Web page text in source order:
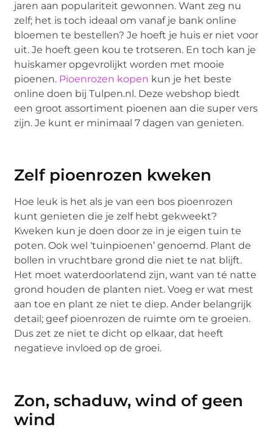
jaren aan populariteit gewonnen. Want zeg nu
zelf; het is toch ideaal om vanaf je bank online
bloemen te bestellen? Je hoeft je huis er niet voor
uit. Je hoeft geen kou te trotseren. En toch kan je
huiskamer opgevrolijkt worden met mooie
pioenen. Pioenrozen kopen kun je het beste
online doen bij Tulpen.nl. Deze webshop biedt
een groot assortiment pioenen aan die super vers
zijn. Je kunt er minimaal 7 dagen van genieten.
Zelf pioenrozen kweken
Hoe leuk is het als je van een bos pioenrozen
kunt genieten die je zelf hebt gekweekt?
Kweken kun je doen door ze in je eigen tuin te
poten. Ook wel ‘tuinpioenen’ genoemd. Plant de
bollen in vruchtbare grond die niet te nat blijft.
Het moet waterdoorlatend zijn, want van té natte
grond houden de planten niet. Voeg er wat mest
aan toe en plant ze niet te diep. Ander belangrijk
detail; geef pioenrozen de ruimte om te groeien.
Dus zet ze niet te dicht op elkaar, dat heeft
negatieve invloed op de groei.
Zon, schaduw, wind of geen
wind